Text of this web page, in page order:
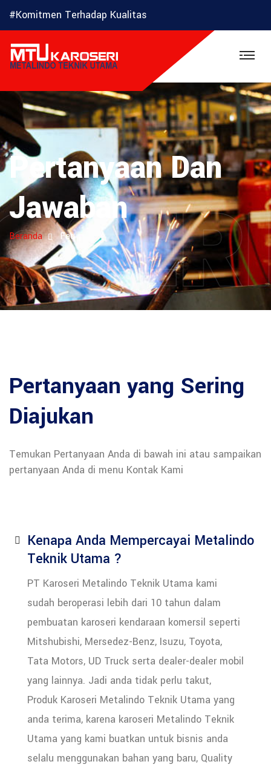
#Komitmen Terhadap Kualitas
Pertanyaan Dan
Jawaban
Beranda Faq
Pertanyaan yang Sering
Diajukan
Temukan Pertanyaan Anda di bawah ini atau sampaikan
pertanyaan Anda di menu Kontak Kami
Kenapa Anda Mempercayai Metalindo
Teknik Utama ?
PT Karoseri Metalindo Teknik Utama kami
sudah beroperasi lebih dari 10 tahun dalam
pembuatan karoseri kendaraan komersil seperti
Mitshubishi, Mersedez-Benz, Isuzu, Toyota,
Tata Motors, UD Truck serta dealer-dealer mobil
yang lainnya. Jadi anda tidak perlu takut,
Produk Karoseri Metalindo Teknik Utama yang
anda terima, karena karoseri Metalindo Teknik
Utama yang kami buatkan untuk bisnis anda
selalu menggunakan bahan yang baru, Quality